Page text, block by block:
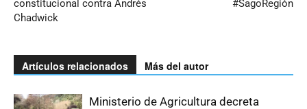
constitucional contra Andrés
Chadwick
#SagoRegión
Artículos relacionados Más del autor
Ministerio de Agricultura decreta